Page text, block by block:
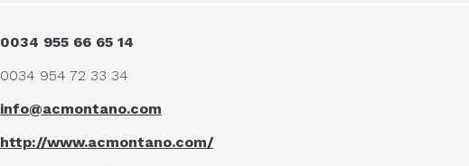
0034 955 66 65 14
0034 954 72 33 34
info@acmontano.com
http://www.acmontano.com/